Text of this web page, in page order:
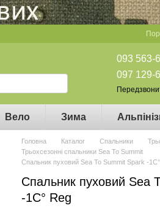
093 563-
097 129-
Вело Зима
Головна Каталог Спальники
Трьохсезонні спальники Sea To Summit
Спальник пуховий Sea To Summit Spark -
Спальник пуховий Sea
-1C° Reg